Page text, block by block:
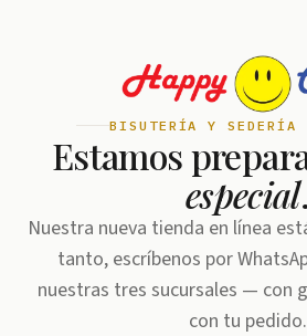
BISUTERÍA Y SEDERÍA
Estamos
especial.
Nuestra nueva tienda en línea
tanto, escríbenos por
nuestras tres sucursales — con
con tu pedido.